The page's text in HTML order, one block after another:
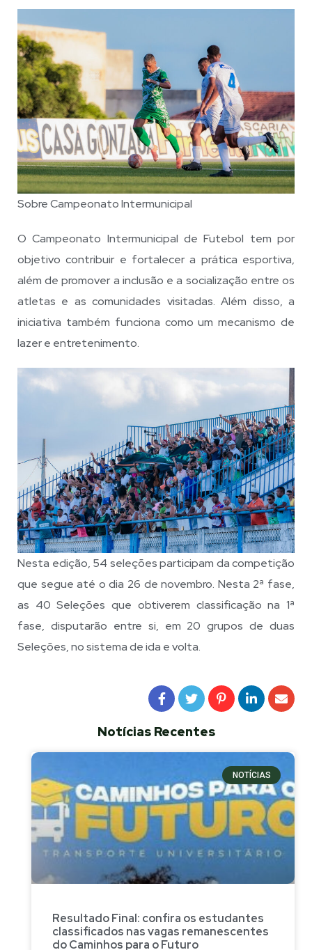
Sobre Campeonato Intermunicipal
O Campeonato Intermunicipal de Futebol tem por
objetivo contribuir e fortalecer a prática esportiva,
além de promover a inclusão e a socialização entre os
atletas e as comunidades visitadas. Além disso, a
iniciativa também funciona como um mecanismo de
lazer e entretenimento.
Nesta edição, 54 seleções participam da competição
que segue até o dia 26 de novembro. Nesta 2ª fase,
as 40 Seleções que obtiverem classificação na 1ª
fase, disputarão entre si, em 20 grupos de duas
Seleções, no sistema de ida e volta.
Notícias Recentes
NOTÍCIAS
Resultado Final: confira os estudantes
classificados nas vagas remanescentes
do Caminhos para o Futuro